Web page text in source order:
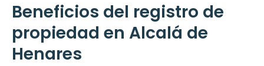
Beneficios del registro de
propiedad en Alcalá de
Henares